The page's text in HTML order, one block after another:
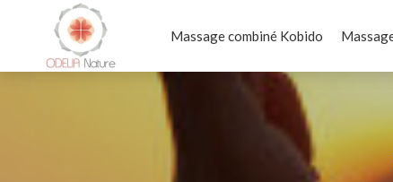
Massage combiné Kobido